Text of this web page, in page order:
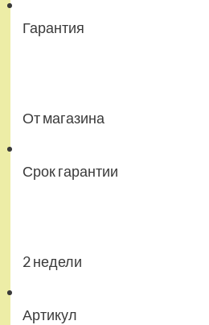
Гарантия
От магазина
Срок гарантии
2 недели
Артикул